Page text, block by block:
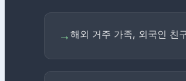
→해외 거주 가족, 외국인 친